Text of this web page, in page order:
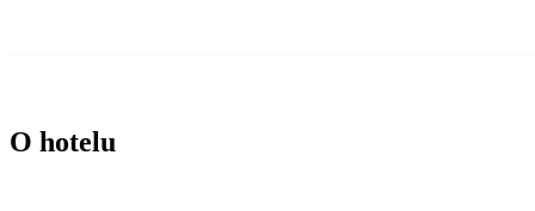
O hotelu